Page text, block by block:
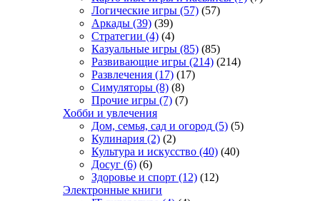
Логические игры (57) (57)
Аркады (39) (39)
Стратегии (4) (4)
Казуальные игры (85) (85)
Развивающие игры (214) (214)
Развлечения (17) (17)
Симуляторы (8) (8)
Прочие игры (7) (7)
Хобби и увлечения
Дом, семья, сад и огород (5) (5)
Кулинария (2) (2)
Культура и искусство (40) (40)
Досуг (6) (6)
Здоровье и спорт (12) (12)
Электронные книги